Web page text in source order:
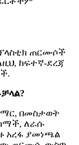
ጠርሙሶች
ከፍተኛ-ደረጃ
ማር, በመስታወት
ለራሱ
አረፋ ያመነጫል